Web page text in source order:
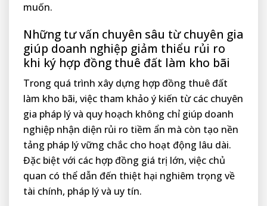
muốn.
Những tư vấn chuyên sâu từ chuyên gia
giúp doanh nghiệp giảm thiểu rủi ro
khi ký hợp đồng thuê đất làm kho bãi
Trong quá trình xây dựng hợp đồng thuê đất
làm kho bãi, việc tham khảo ý kiến từ các chuyên
gia pháp lý và quy hoạch không chỉ giúp doanh
nghiệp nhận diện rủi ro tiềm ẩn mà còn tạo nền
tảng pháp lý vững chắc cho hoạt động lâu dài.
Đặc biệt với các hợp đồng giá trị lớn, việc chủ
quan có thể dẫn đến thiệt hại nghiêm trọng về
tài chính, pháp lý và uy tín.